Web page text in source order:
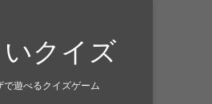
クイズ
で遊べるクイズゲーム